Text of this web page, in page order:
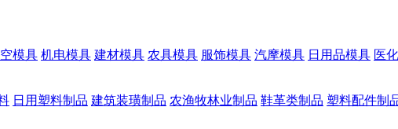
模具 机电模具 建材模具 农具模具 服饰模具 汽摩模具 日用品模具 医
日用塑料制品 建筑装璜制品 农渔牧林业制品 鞋革类制品 塑料配件制